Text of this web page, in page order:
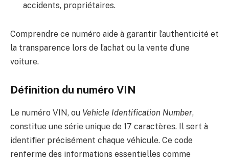
accidents, propriétaires.
Comprendre ce numéro aide à garantir l’authenticité et
la transparence lors de l’achat ou la vente d’une
voiture.
Définition du numéro VIN
Le numéro VIN, ou Vehicle Identification Number,
constitue une série unique de 17 caractères. Il sert à
identifier précisément chaque véhicule. Ce code
renferme des informations essentielles comme